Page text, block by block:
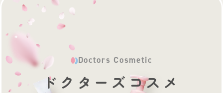
Doctors Cosmetic
ドクターズコスメ